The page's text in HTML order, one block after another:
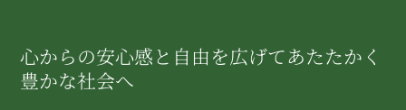
心からの安心感と自由を広げてあたたかく
豊かな社会へ